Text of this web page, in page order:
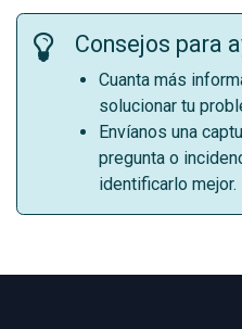
Consejos para
Cuanta más
solucionar tu
Envíanos una
pregunta o
identificarlo mejor.